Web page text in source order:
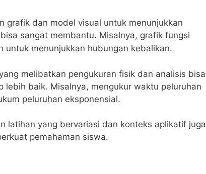
grafik dan model visual untuk menunjukkan
sangat membantu. Misalnya, grafik fungsi
untuk menunjukkan hubungan kebalikan.
melibatkan pengukuran fisik dan analisis bisa
lebih baik. Misalnya, mengukur waktu peluruhan
peluruhan eksponensial.
latihan yang bervariasi dan konteks aplikatif juga
pemahaman siswa.